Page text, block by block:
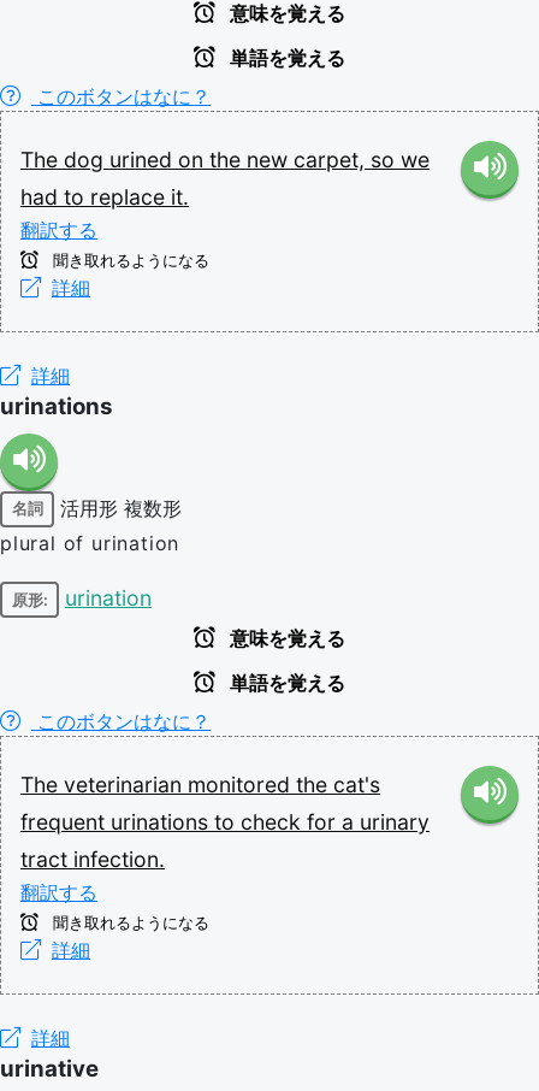
意味を覚える
単語を覚える
このボタンはなに？
The dog urined on the new carpet, so we
had to replace it.
翻訳する
聞き取れるようになる
詳細
詳細
urinations
名詞 活用形 複数形
plural of urination
原形: urination
意味を覚える
単語を覚える
このボタンはなに？
The veterinarian monitored the cat's
frequent urinations to check for a urinary
tract infection.
翻訳する
聞き取れるようになる
詳細
詳細
urinative